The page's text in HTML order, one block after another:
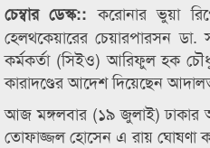
চেম্বার ডেস্ক::করোনার ভুয়া
হেলথকেয়ারের চেয়ারপারসন ডা.
কর্মকর্তা (সিইও) আরিফুল হক
কারাদণ্ডের আদেশ দিয়েছেন
আজ মঙ্গলবার (১৯ জুলাই) ঢাকার
তোফাজ্জল হোসেন এ রায় ঘোষণা